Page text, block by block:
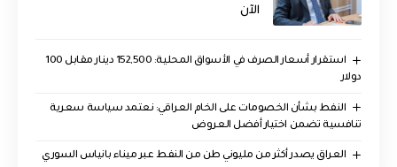
الآن
استقرار أسعار الصرف في الأسواق المحلية: 152,500 دينار مقابل 100
دولار
النفط بشأن الخصومات على الخام العراقي: نعتمد سياسة سعرية
تنافسية تضمن اختيار أفضل العروض
العراق يصدر أكثر من مليوني طن من النفط عبر ميناء بانياس السوري